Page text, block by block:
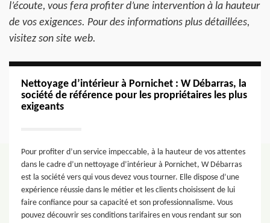
l’écoute, vous fera profiter d’une intervention à la hauteur
de vos exigences. Pour des informations plus détaillées,
visitez son site web.
Nettoyage d’intérieur à Pornichet : W Débarras, la
société de référence pour les propriétaires les plus
exigeants
Pour profiter d’un service impeccable, à la hauteur de vos attentes
dans le cadre d’un nettoyage d’intérieur à Pornichet, W Débarras
est la société vers qui vous devez vous tourner. Elle dispose d’une
expérience réussie dans le métier et les clients choisissent de lui
faire confiance pour sa capacité et son professionnalisme. Vous
pouvez découvrir ses conditions tarifaires en vous rendant sur son